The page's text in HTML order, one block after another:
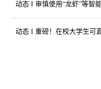
动态 I 审慎使用“龙虾”等智
动态 I 重磅！在校大学生可